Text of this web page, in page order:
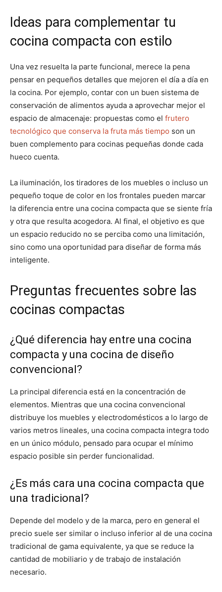
Ideas para complementar tu
cocina compacta con estilo
Una vez resuelta la parte funcional, merece la pena
pensar en pequeños detalles que mejoren el día a día en
la cocina. Por ejemplo, contar con un buen sistema de
conservación de alimentos ayuda a aprovechar mejor el
espacio de almacenaje: propuestas como el frutero
tecnológico que conserva la fruta más tiempo son un
buen complemento para cocinas pequeñas donde cada
hueco cuenta.
La iluminación, los tiradores de los muebles o incluso un
pequeño toque de color en los frontales pueden marcar
la diferencia entre una cocina compacta que se siente fría
y otra que resulta acogedora. Al final, el objetivo es que
un espacio reducido no se perciba como una limitación,
sino como una oportunidad para diseñar de forma más
inteligente.
Preguntas frecuentes sobre las
cocinas compactas
¿Qué diferencia hay entre una cocina
compacta y una cocina de diseño
convencional?
La principal diferencia está en la concentración de
elementos. Mientras que una cocina convencional
distribuye los muebles y electrodomésticos a lo largo de
varios metros lineales, una cocina compacta integra todo
en un único módulo, pensado para ocupar el mínimo
espacio posible sin perder funcionalidad.
¿Es más cara una cocina compacta que
una tradicional?
Depende del modelo y de la marca, pero en general el
precio suele ser similar o incluso inferior al de una cocina
tradicional de gama equivalente, ya que se reduce la
cantidad de mobiliario y de trabajo de instalación
necesario.